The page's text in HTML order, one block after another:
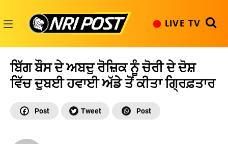
content
LIVE TV
ਬਿੱਗ ਬੌਸ ਦੇ ਅਬਦੁ ਰੋਜ਼ਿਕ ਨੂੰ ਚੋਰੀ ਦੇ ਦੋਸ਼
ਵਿੱਚ ਦੁਬਈ ਹਵਾਈ ਅੱਡੇ ਤੋਂ ਕੀਤਾ ਗ੍ਰਿਫ਼ਤਾਰ